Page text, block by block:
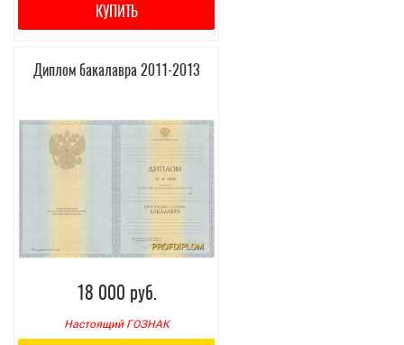
КУПИТЬ
Диплом бакалавра 2011-2013
18 000 руб.
Настоящий ГОЗНАК